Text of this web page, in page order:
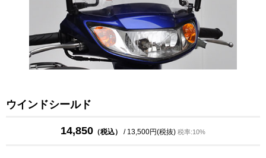
ウインドシールド
14,850 （税込） / 13,500円(税抜) 税率:10%